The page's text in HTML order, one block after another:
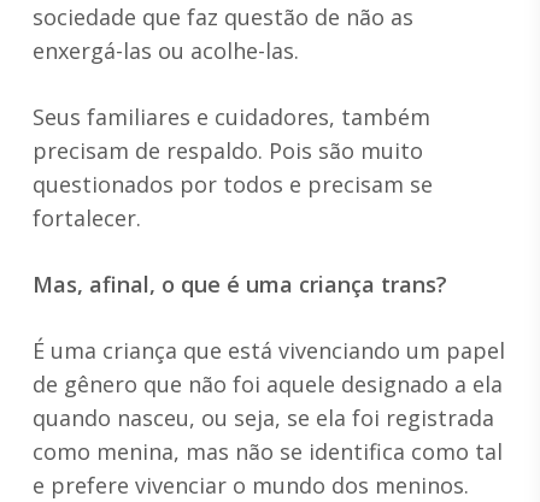
sociedade que faz questão de não as
enxergá-las ou acolhe-las.
Seus familiares e cuidadores, também
precisam de respaldo. Pois são muito
questionados por todos e precisam se
fortalecer.
Mas, afinal, o que é uma criança trans?
É uma criança que está vivenciando um papel
de gênero que não foi aquele designado a ela
quando nasceu, ou seja, se ela foi registrada
como menina, mas não se identifica como tal
e prefere vivenciar o mundo dos meninos.